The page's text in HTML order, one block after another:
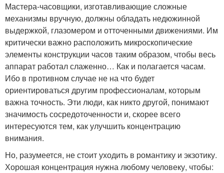
Мастера-часовщики, изготавливающие сложные
механизмы вручную, должны обладать недюжинной
выдержкой, глазомером и отточенными движениями. Им
критически важно расположить микроскопические
элементы конструкции часов таким образом, чтобы весь
аппарат работал слаженно… Как и полагается часам.
Ибо в противном случае не на что будет
ориентироваться другим профессионалам, которым
важна точность. Эти люди, как никто другой, понимают
значимость сосредоточенности и, скорее всего
интересуются тем, как улучшить концентрацию
внимания.
Но, разумеется, не стоит уходить в романтику и экзотику.
Хорошая концентрация нужна любому человеку, чтобы: